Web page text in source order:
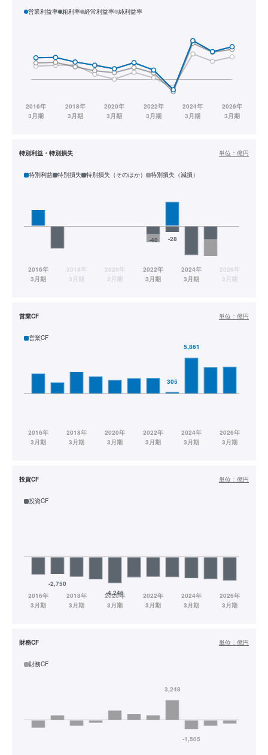
営業利益率 粗利率 経常利益率 純利益率
特別利益・特別損失 単位： 億円
特別利益 特別損失 特別損失（そのほか） 特別損失（減損）
営業CF 単位： 億円
営業CF
投資CF 単位： 億円
投資CF
財務CF 単位： 億円
財務CF